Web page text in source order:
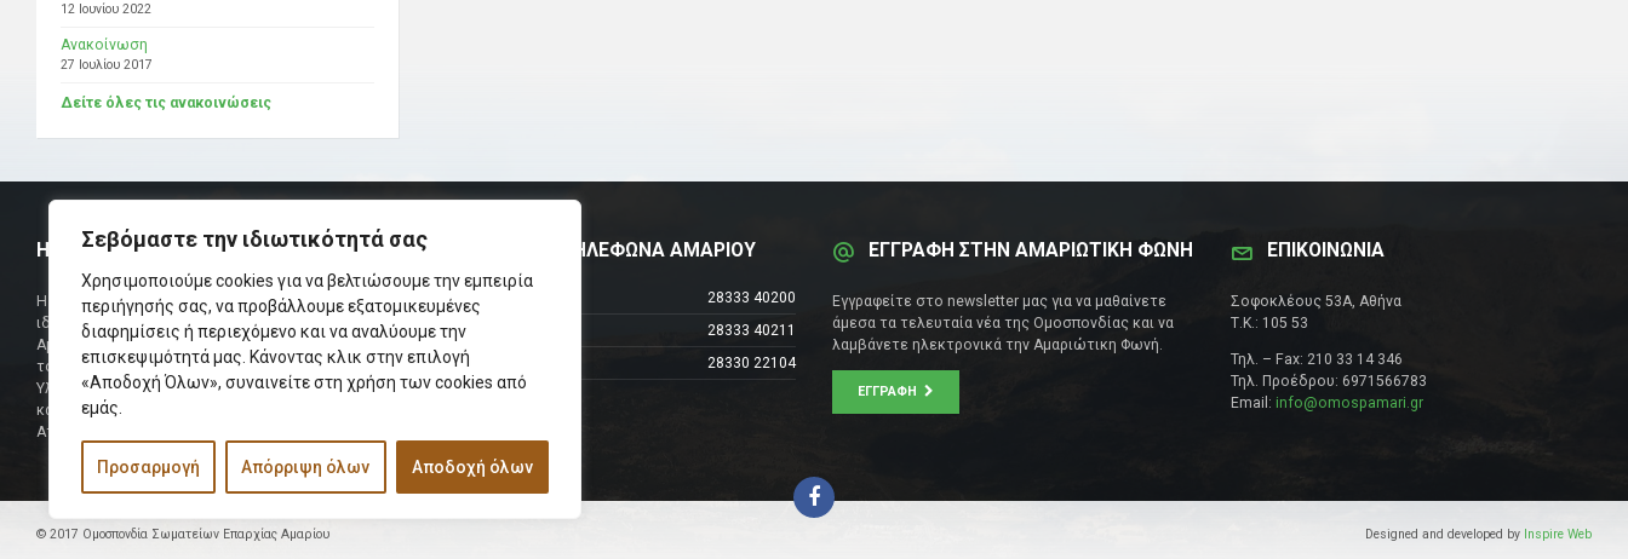
Σεβόμαστε την ιδιωτικότητά σας
Χρησιμοποιούμε cookies για να βελτιώσουμε την εμπειρία
περιήγησής σας, να προβάλλουμε εξατομικευμένες
διαφημίσεις ή περιεχόμενο και να αναλύουμε την
επισκεψιμότητά μας. Κάνοντας κλικ στην επιλογή
«Αποδοχή Όλων», συναινείτε στη χρήση των cookies από
εμάς.
Προσαρμογή Απόρριψη όλων Αποδοχή όλων
12 Ιουνίου 2022
Ανακοίνωση
27 Ιουλίου 2017
Δείτε όλες τις ανακοινώσεις
Η ΟΜΟΣΠΟΝΔΙΑ
Η Ομοσπονδία Σωματείων Επαρχίας Αμαρίου
ιδρύθηκε και πήρε τη θέση της Ένωσης
Αμαριωτών, που λειτουργούσε από το 1966 μέχρι
το 1984.
Υλοποιήθηκε σε συνεργασία των μελών του Δ.Σ
και των Δ.Σ των Αμαριώτικων Σωματείων της
Αττικής.
ΧΡΗΣΙΜΑ ΤΗΛΕΦΩΝΑ ΑΜΑΡΙΟΥ
Τηλεφωνικό Κέντρο
28333 40200
Δήμαρχος
28333 40211
Φαξ
28330 22104
ΕΓΓΡΑΦΗ ΣΤΗΝ ΑΜΑΡΙΩΤΙΚΗ ΦΩΝΗ
Εγγραφείτε στο newsletter μας για να μαθαίνετε
άμεσα τα τελευταία νέα της Ομοσπονδίας και να
λαμβάνετε ηλεκτρονικά την Αμαριώτικη Φωνή.
ΕΓΓΡΑΦΉ
ΕΠΙΚΟΙΝΩΝΊΑ
Σοφοκλέους 53Α, Αθήνα
Τ.Κ.: 105 53
Τηλ. – Fax: 210 33 14 346
Τηλ. Προέδρου: 6971566783
Email: info@omospamari.gr
© 2017 Ομοσπονδία Σωματείων Επαρχίας Αμαρίου Designed and developed by Inspire Web